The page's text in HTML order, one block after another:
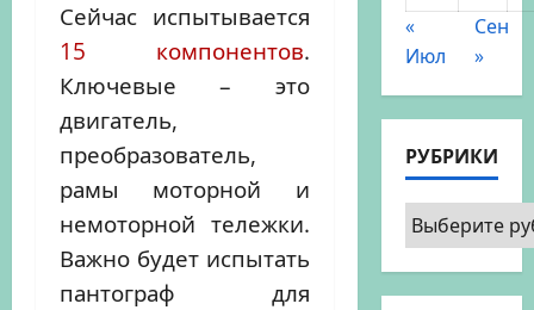
Сейчас испытывается
15 компонентов.
Ключевые – это
двигатель,
преобразователь,
рамы моторной и
немоторной тележки.
Важно будет испытать
пантограф для
«
Июл
Сен
»
РУБРИКИ
Рубрики